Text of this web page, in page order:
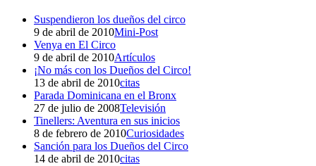
Suspendieron los dueños del circo
9 de abril de 2010Mini-Post
Venya en El Circo
9 de abril de 2010Artículos
¡No más con los Dueños del Circo!
13 de abril de 2010citas
Parada Dominicana en el Bronx
27 de julio de 2008Televisión
Tinellers: Aventura en sus inicios
8 de febrero de 2010Curiosidades
Sanción para los Dueños del Circo
14 de abril de 2010citas